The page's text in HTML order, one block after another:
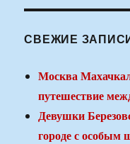
СВЕЖИЕ
Москва
путешествие
Девушки
городе с особым